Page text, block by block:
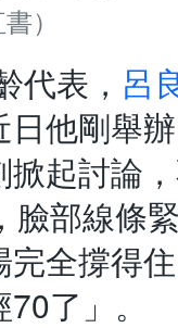
）
代表， 呂
他剛舉
起討論
臉部線條
全撐得
了」。